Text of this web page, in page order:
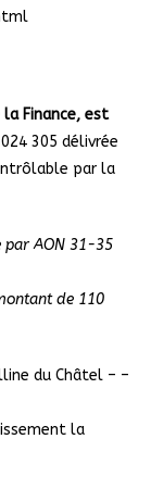
la Finance, est
305 délivrée
par la
parAON 31-35
de 110
du Châtel – –
la